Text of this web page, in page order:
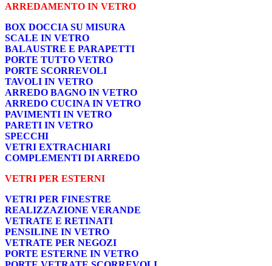
ARREDAMENTO IN VETRO
BOX DOCCIA SU MISURA
SCALE IN VETRO
BALAUSTRE E PARAPETTI
PORTE TUTTO VETRO
PORTE SCORREVOLI
TAVOLI IN VETRO
ARREDO BAGNO IN VETRO
ARREDO CUCINA IN VETRO
PAVIMENTI IN VETRO
PARETI IN VETRO
SPECCHI
VETRI EXTRACHIARI
COMPLEMENTI DI ARREDO
VETRI PER ESTERNI
VETRI PER FINESTRE
REALIZZAZIONE VERANDE
VETRATE E RETINATI
PENSILINE IN VETRO
VETRATE PER NEGOZI
PORTE ESTERNE IN VETRO